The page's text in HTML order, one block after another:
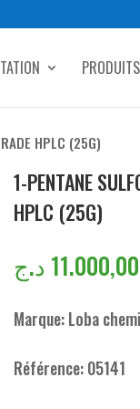
PRODUITS
HPLC (25G)
1-PENTANE
HPLC (25G)
11.000,00 د.ج
Marque: Loba
Référence: 05141